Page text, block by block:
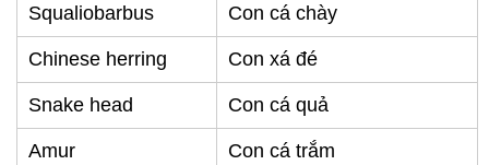
Squaliobarbus Con cá chày
Chinese herring Con xá đé
Snake head Con cá quả
Amur Con cá trắm